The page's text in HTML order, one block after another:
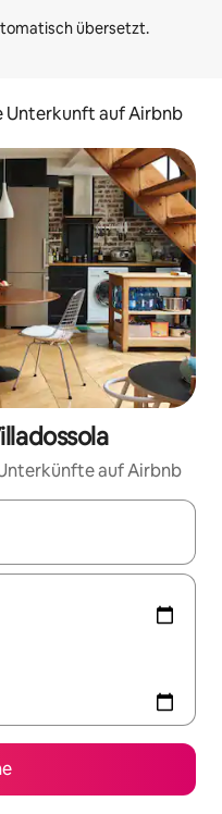
Unterkunft auf Airbnb
auf Airbnb
navigiere mit den